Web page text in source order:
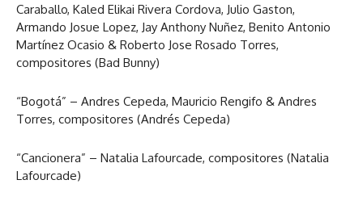
Caraballo, Kaled Elikai Rivera Cordova, Julio Gaston,
Armando Josue Lopez, Jay Anthony Nuñez, Benito Antonio
Martínez Ocasio & Roberto Jose Rosado Torres,
compositores (Bad Bunny)
“Bogotá” – Andres Cepeda, Mauricio Rengifo & Andres
Torres, compositores (Andrés Cepeda)
“Cancionera” – Natalia Lafourcade, compositores (Natalia
Lafourcade)